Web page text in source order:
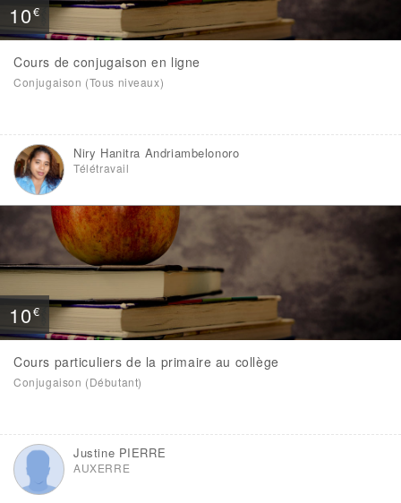
10€
Cours de conjugaison en ligne
Conjugaison (Tous niveaux)
Niry Hanitra Andriambelonoro
Télétravail
10€
Cours particuliers de la primaire au collège
Conjugaison (Débutant)
Justine PIERRE
AUXERRE